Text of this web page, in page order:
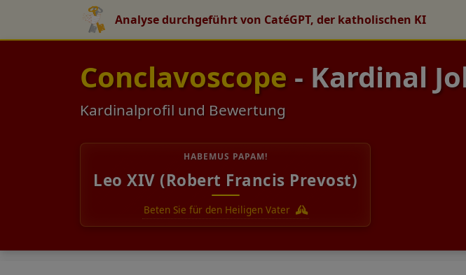
Analyse durchgeführt von CatéGPT, der katholischen KI
Conclavoscope - Kardinal
Kardinalprofil und Bewertung
HABEMUS PAPAM!
Leo XIV (Robert Francis Prevost)
Beten Sie für den Heiligen Vater